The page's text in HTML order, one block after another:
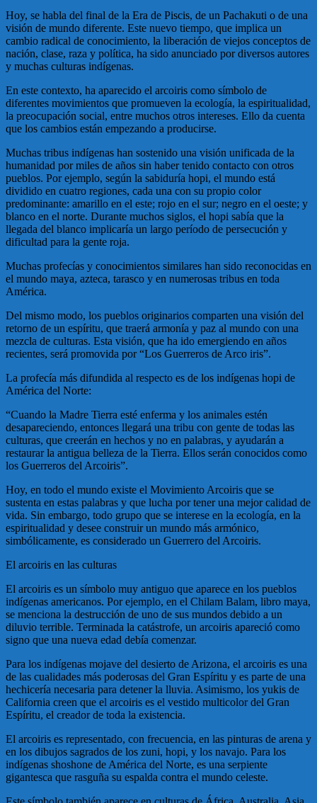
Hoy, se habla del final de la Era de Piscis, de un Pachakuti o de una
visión de mundo diferente. Este nuevo tiempo, que implica un
cambio radical de conocimiento, la liberación de viejos conceptos de
nación, clase, raza y política, ha sido anunciado por diversos autores
y muchas culturas indígenas.
En este contexto, ha aparecido el arcoiris como símbolo de
diferentes movimientos que promueven la ecología, la espiritualidad,
la preocupación social, entre muchos otros intereses. Ello da cuenta
que los cambios están empezando a producirse.
Muchas tribus indígenas han sostenido una visión unificada de la
humanidad por miles de años sin haber tenido contacto con otros
pueblos. Por ejemplo, según la sabiduría hopi, el mundo está
dividido en cuatro regiones, cada una con su propio color
predominante: amarillo en el este; rojo en el sur; negro en el oeste; y
blanco en el norte. Durante muchos siglos, el hopi sabía que la
llegada del blanco implicaría un largo período de persecución y
dificultad para la gente roja.
Muchas profecías y conocimientos similares han sido reconocidas en
el mundo maya, azteca, tarasco y en numerosas tribus en toda
América.
Del mismo modo, los pueblos originarios comparten una visión del
retorno de un espíritu, que traerá armonía y paz al mundo con una
mezcla de culturas. Esta visión, que ha ido emergiendo en años
recientes, será promovida por “Los Guerreros de Arco iris”.
La profecía más difundida al respecto es de los indígenas hopi de
América del Norte:
“Cuando la Madre Tierra esté enferma y los animales estén
desapareciendo, entonces llegará una tribu con gente de todas las
culturas, que creerán en hechos y no en palabras, y ayudarán a
restaurar la antigua belleza de la Tierra. Ellos serán conocidos como
los Guerreros del Arcoiris”.
Hoy, en todo el mundo existe el Movimiento Arcoiris que se
sustenta en estas palabras y que lucha por tener una mejor calidad de
vida. Sin embargo, todo grupo que se interese en la ecología, en la
espiritualidad y desee construir un mundo más armónico,
simbólicamente, es considerado un Guerrero del Arcoiris.
El arcoiris en las culturas
El arcoiris es un símbolo muy antiguo que aparece en los pueblos
indígenas americanos. Por ejemplo, en el Chilam Balam, libro maya,
se menciona la destrucción de uno de sus mundos debido a un
diluvio terrible. Terminada la catástrofe, un arcoiris apareció como
signo que una nueva edad debía comenzar.
Para los indígenas mojave del desierto de Arizona, el arcoiris es una
de las cualidades más poderosas del Gran Espíritu y es parte de una
hechicería necesaria para detener la lluvia. Asimismo, los yukis de
California creen que el arcoiris es el vestido multicolor del Gran
Espíritu, el creador de toda la existencia.
El arcoiris es representado, con frecuencia, en las pinturas de arena y
en los dibujos sagrados de los zuni, hopi, y los navajo. Para los
indígenas shoshone de América del Norte, es una serpiente
gigantesca que rasguña su espalda contra el mundo celeste.